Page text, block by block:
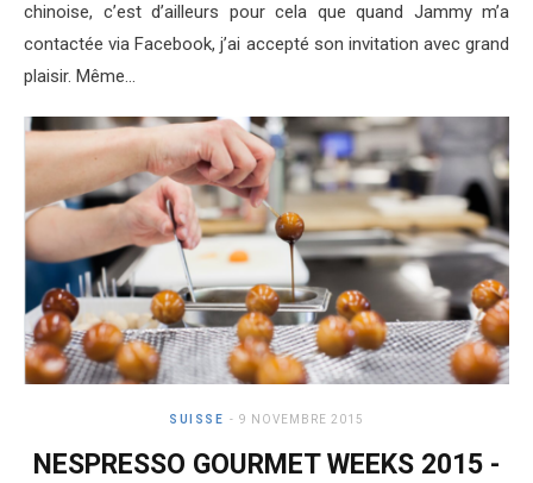
chinoise, c’est d’ailleurs pour cela que quand Jammy m’a
contactée via Facebook, j’ai accepté son invitation avec grand
plaisir. Même…
SUISSE 9 NOVEMBRE 2015
NESPRESSO GOURMET WEEKS 2015 -